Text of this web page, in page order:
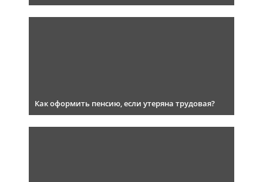
Как оформить пенсию, если утеряна трудовая?